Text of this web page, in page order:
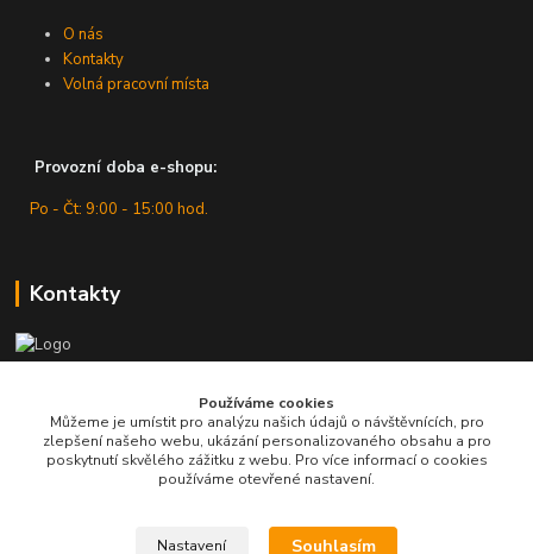
O nás
Kontakty
Volná pracovní místa
Provozní doba e-shopu:
Po - Čt: 9:00 - 15:00 hod.
Kontakty
+420 607 430 416
(Po - Čt: 9 - 15 hod.)
info@pro-dilnu.cz
Používáme cookies
Můžeme je umístit pro analýzu našich údajů o návštěvnících, pro
zlepšení našeho webu, ukázání personalizovaného obsahu a pro
poskytnutí skvělého zážitku z webu. Pro více informací o cookies
používáme otevřené nastavení.
Nastavení Souhlasím